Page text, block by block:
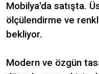
Mobilya'da satışta.
ölçülendirme ve
bekliyor.
Modern ve özgün